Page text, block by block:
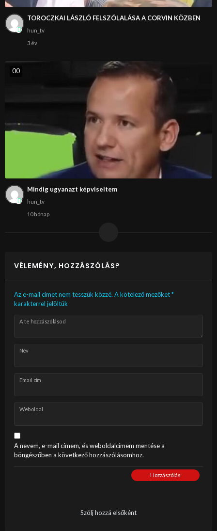
TOROCZKAI LÁSZLÓ FELSZÓLALÁSA A CORVIN KÖZBEN
hun_tv
3 év
00
Mindig ugyanazt képviseltem
hun_tv
10 hónap
VÉLEMÉNY, HOZZÁSZÓLÁS?
Az e-mail címet nem tesszük közzé. A kötelező mezőket*
karakterrel jelöltük
A te hozzászólásod
Név
Email cím
Weboldal
A nevem, e-mail címem, és weboldalcímem mentése a
böngészőben a következő hozzászólásomhoz.
Hozzászólás
Szólj hozzá elsőként